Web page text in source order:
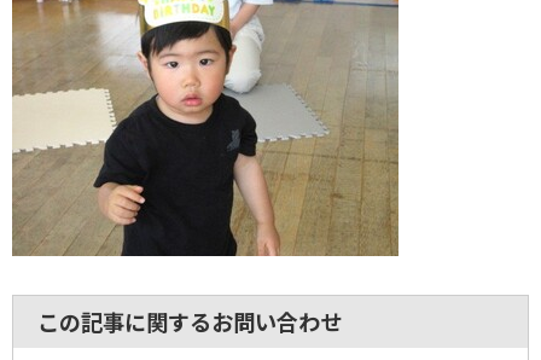
この記事に関するお問い合わせ